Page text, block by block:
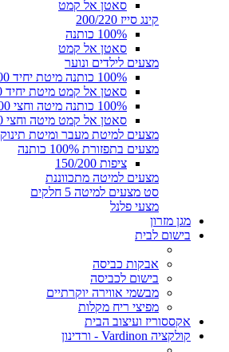
סאטן אל קמט
קינג סייז 200/220
100% כותנה
סאטן אל קמט
מצעים לילדים ונוער
100% כותנה מיטת יחיד 90/200
סאטן אל קמט מיטת יחיד 90/200
100% כותנה מיטה וחצי 120/200
סאטן אל קמט מיטה וחצי 120/200
מצעים למיטת מעבר ומיטת תינוק
מצעים בתפזורת 100% כותנה
ציפות 150/200
מצעים למיטה מתכווננת
סט מצעים למיטה 5 חלקים
מצעי פלנל
מגן מזרון
בישום לבית
אבקות כביסה
בישום לכביסה
מבשמי אווירה יוקרתיים
מפיצי ריח מקלות
אקססוריז ועיצוב הבית
קולקציה Vardinon - ורדינון